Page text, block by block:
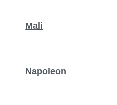
Mali
Napoleon